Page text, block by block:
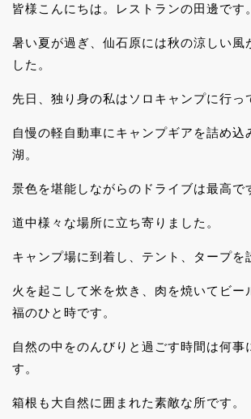
皆様こんにちは。レストランの田邊です。
暑い夏が過ぎ、仙石原には秋の涼しい風
した。
先日、独り身の私はソロキャンプに行っ
自慢の軽自動車にキャンプギアを詰め込
湖。
景色を堪能しながらのドライブは最高で
道中様々な場所に立ち寄りました。
キャンプ場に到着し、テント、タープを
火を起こして米を炊き、肉を焼いてビー
福のひと時です。
自然の中をのんびりと過ごす時間は何事
す。
箱根も大自然に囲まれた素敵な所です。